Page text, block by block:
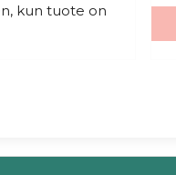
kun tuote on